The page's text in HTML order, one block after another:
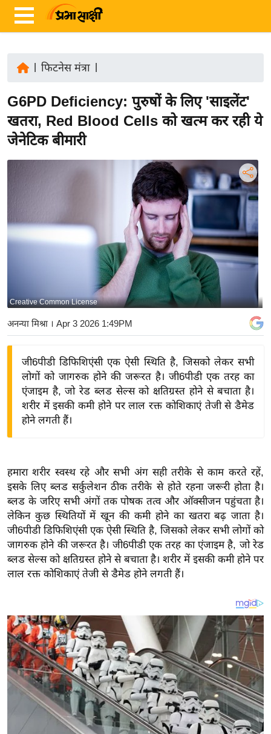
ज़ा
ख
ब
र
रा
अं
त
बि
ज़
ने
द्यो
वि
शे
ष
ज्ञ
रा
य
ब
ज
खे
ल
क्रि
के
ट
फिटनेस मंत्रा
G6PD Deficiency: पुरुषों के लिए 'साइलेंट'
खतरा, Red Blood Cells को खत्म कर रही ये
जेनेटिक बीमारी
Creative Common License
अनन्या मिश्रा । Apr 3 2026 1:49PM
जी6पीडी डिफिशिएंसी एक ऐसी स्थिति है, जिसको लेकर सभी
लोगों को जागरुक होने की जरूरत है। जी6पीडी एक तरह का
एंजाइम है, जो रेड ब्लड सेल्स को क्षतिग्रस्त होने से बचाता है।
शरीर में इसकी कमी होने पर लाल रक्त कोशिकाएं तेजी से डैमेड
होने लगती हैं।
हमारा शरीर स्वस्थ रहे और सभी अंग सही तरीके से काम करते रहें,
इसके लिए ब्लड सर्कुलेशन ठीक तरीके से होते रहना जरूरी होता है।
ब्लड के जरिए सभी अंगों तक पोषक तत्व और ऑक्सीजन पहुंचता है।
लेकिन कुछ स्थितियों में खून की कमी होने का खतरा बढ़ जाता है।
जी6पीडी डिफिशिएंसी एक ऐसी स्थिति है, जिसको लेकर सभी लोगों को
जागरुक होने की जरूरत है। जी6पीडी एक तरह का एंजाइम है, जो रेड
ब्लड सेल्स को क्षतिग्रस्त होने से बचाता है। शरीर में इसकी कमी होने पर
लाल रक्त कोशिकाएं तेजी से डैमेड होने लगती हैं।